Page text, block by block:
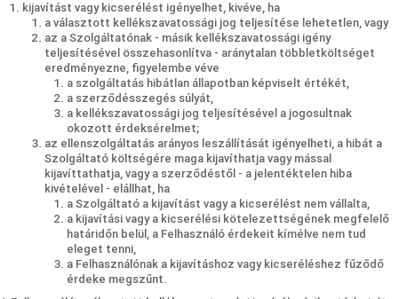
kijavítást vagy kicserélést igényelhet, kivéve, ha
a választott kellékszavatossági jog teljesítése lehetetlen, vagy
az a Szolgáltatónak - másik kellékszavatossági igény
teljesítésével összehasonlítva - aránytalan többletköltséget
eredményezne, figyelembe véve
a szolgáltatás hibátlan állapotban képviselt értékét,
a szerződésszegés súlyát,
a kellékszavatossági jog teljesítésével a jogosultnak
okozott érdeksérelmet;
az ellenszolgáltatás arányos leszállítását igényelheti, a hibát a
Szolgáltató költségére maga kijavíthatja vagy mással
kijavíttathatja, vagy a szerződéstől - a jelentéktelen hiba
kivételével - elállhat, ha
a Szolgáltató a kijavítást vagy a kicserélést nem vállalta,
a kijavítási vagy a kicserélési kötelezettségének megfelelő
határidőn belül, a Felhasználó érdekeit kímélve nem tud
eleget tenni,
a Felhasználónak a kijavításhoz vagy kicseréléshez fűződő
érdeke megszűnt.